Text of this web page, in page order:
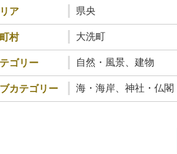
ア 県央
村 大洗町
ゴリー 自然・風景、建物
カテゴリー 海・海岸、神社・仏閣